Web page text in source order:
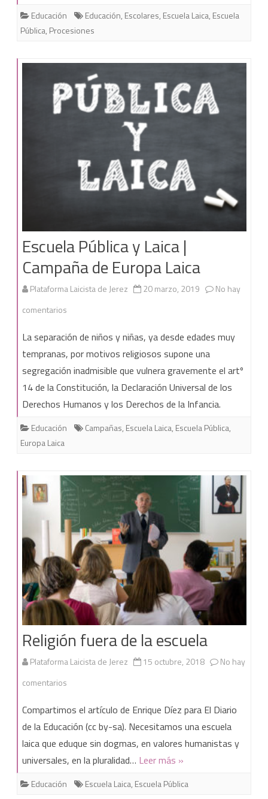
al
Pueblo
que
procesiones
Educación Educación, Escolares, Escuela Laica, Escuela
Pública, Procesiones
Escuela Pública y Laica |
Campaña de Europa Laica
Plataforma Laicista de Jerez 20 marzo, 2019
No hay
comentarios
Pública
y
Laica
Campaña
Europa
Laica
La separación de niños y niñas, ya desde edades muy
tempranas, por motivos religiosos supone una
segregación inadmisible que vulnera gravemente el artº
14 de la Constitución, la Declaración Universal de los
Derechos Humanos y los Derechos de la Infancia.
Educación Campañas, Escuela Laica, Escuela Pública,
Europa Laica
Religión fuera de la escuela
Plataforma Laicista de Jerez 15 octubre, 2018
No hay
comentarios
fuera
de
la
escuela
Compartimos el artículo de Enrique Díez para El Diario
de la Educación (cc by-sa). Necesitamos una escuela
laica que eduque sin dogmas, en valores humanistas y
universales, en la pluralidad… Leer más »
Educación Escuela Laica, Escuela Pública